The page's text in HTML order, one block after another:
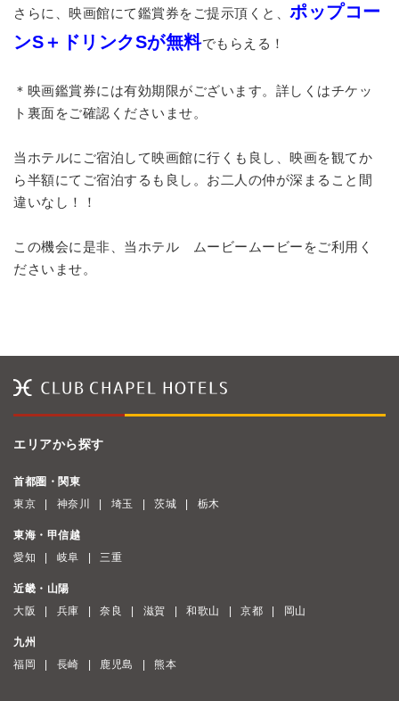
さらに、映画館にて鑑賞券をご提示頂くと、 ポップコー
ンS＋ドリンクSが無料でもらえる！
＊映画鑑賞券には有効期限がございます。詳しくはチケッ
ト裏面をご確認くださいませ。
当ホテルにご宿泊して映画館に行くも良し、映画を観てか
ら半額にてご宿泊するも良し。お二人の仲が深まること間
違いなし！！
この機会に是非、当ホテル ムービームービーをご利用く
ださいませ。
エリアから探す
首都圏・関東
東京
神奈川 埼玉 茨城 栃木
東海・甲信越
愛知
岐阜 三重
近畿・山陽
大阪
兵庫 奈良 滋賀 和歌山 京都 岡山
九州
福岡
長崎 鹿児島 熊本